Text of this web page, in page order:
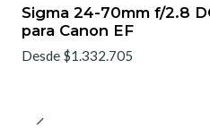
Sigma 24-70mm f/2.8
para Canon EF
Desde $1.332.705